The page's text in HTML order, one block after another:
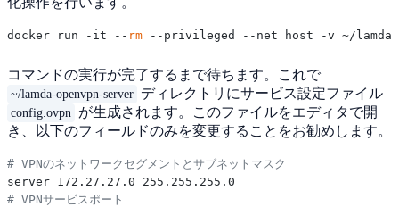
docker run -it -- rm
コマンドの実行が完了するまで待ちます。これで
~/lamda-openvpn-server ディレクトリにサービス設定ファイル
config.ovpn
が生成されます。このファイルをエディタで開
き、以下のフィールドのみを変更することをお勧めします。
# VPNのネットワークセグメントとサブネットマスク
# VPNサービスポート